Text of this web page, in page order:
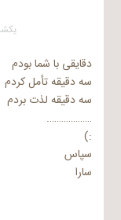
یکشنبه ۱۴ آبان ۱۳۹۱
دقایقی با شما بودم
سه دقیقه تأمل کردم
سه دقیقه لذت بردم
……………….
:)
سپاس
سارا